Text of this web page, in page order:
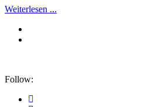
Weiterlesen ...
Follow: